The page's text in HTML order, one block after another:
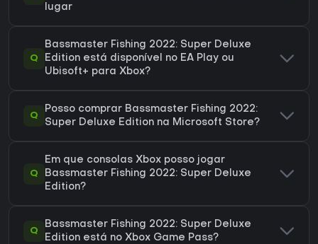
lugar
Q
Bassmaster Fishing 2022: Super Deluxe
Edition está disponível no EA Play ou
Ubisoft+ para Xbox?
Q
Posso comprar Bassmaster Fishing 2022:
Super Deluxe Edition na Microsoft Store?
Q
Em que consolas Xbox posso jogar
Bassmaster Fishing 2022: Super Deluxe
Edition?
Q
Bassmaster Fishing 2022: Super Deluxe
Edition está no Xbox Game Pass?